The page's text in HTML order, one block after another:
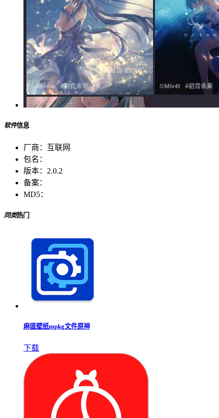
软件信息
厂商： 互联网
包名：
版本： 2.0.2
备案：
MD5：
同类热门
麻匪壁纸mpkg文件原神
下载